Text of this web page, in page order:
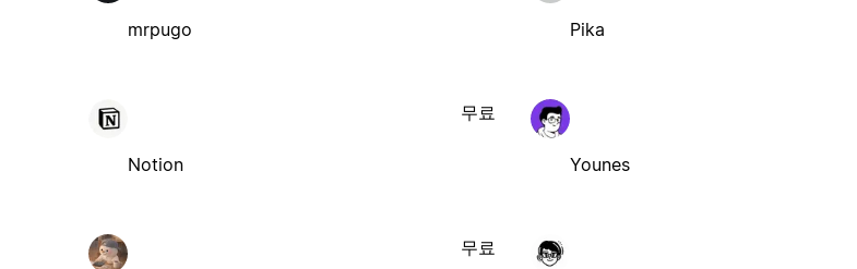
mrpugo Pika
Notion
무료
Younes
무료